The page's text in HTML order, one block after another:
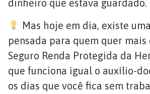
dinheiro que estava guardado.
Mas hoje em dia, existe
pensada para quem quer
Seguro Renda Protegida da
que funciona igual o auxílio-
os dias que você fica sem